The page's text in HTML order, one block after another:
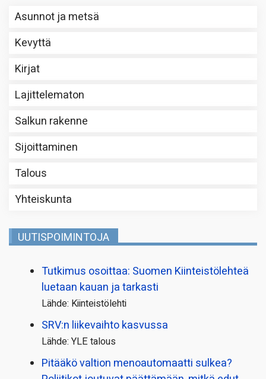
Asunnot ja metsä
Kevyttä
Kirjat
Lajittelematon
Salkun rakenne
Sijoittaminen
Talous
Yhteiskunta
UUTISPOIMINTOJA
Tutkimus osoittaa: Suomen Kiinteistölehteä
luetaan kauan ja tarkasti
Lähde: Kiinteistölehti
SRV:n liikevaihto kasvussa
Lähde: YLE talous
Pitääkö valtion menoautomaatti sulkea?